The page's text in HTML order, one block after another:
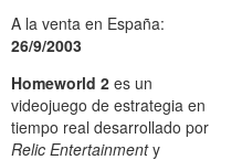
A la venta en España:
26/9/2003
Homeworld 2 es un
videojuego de estrategia en
tiempo real desarrollado por
Relic Entertainmenty